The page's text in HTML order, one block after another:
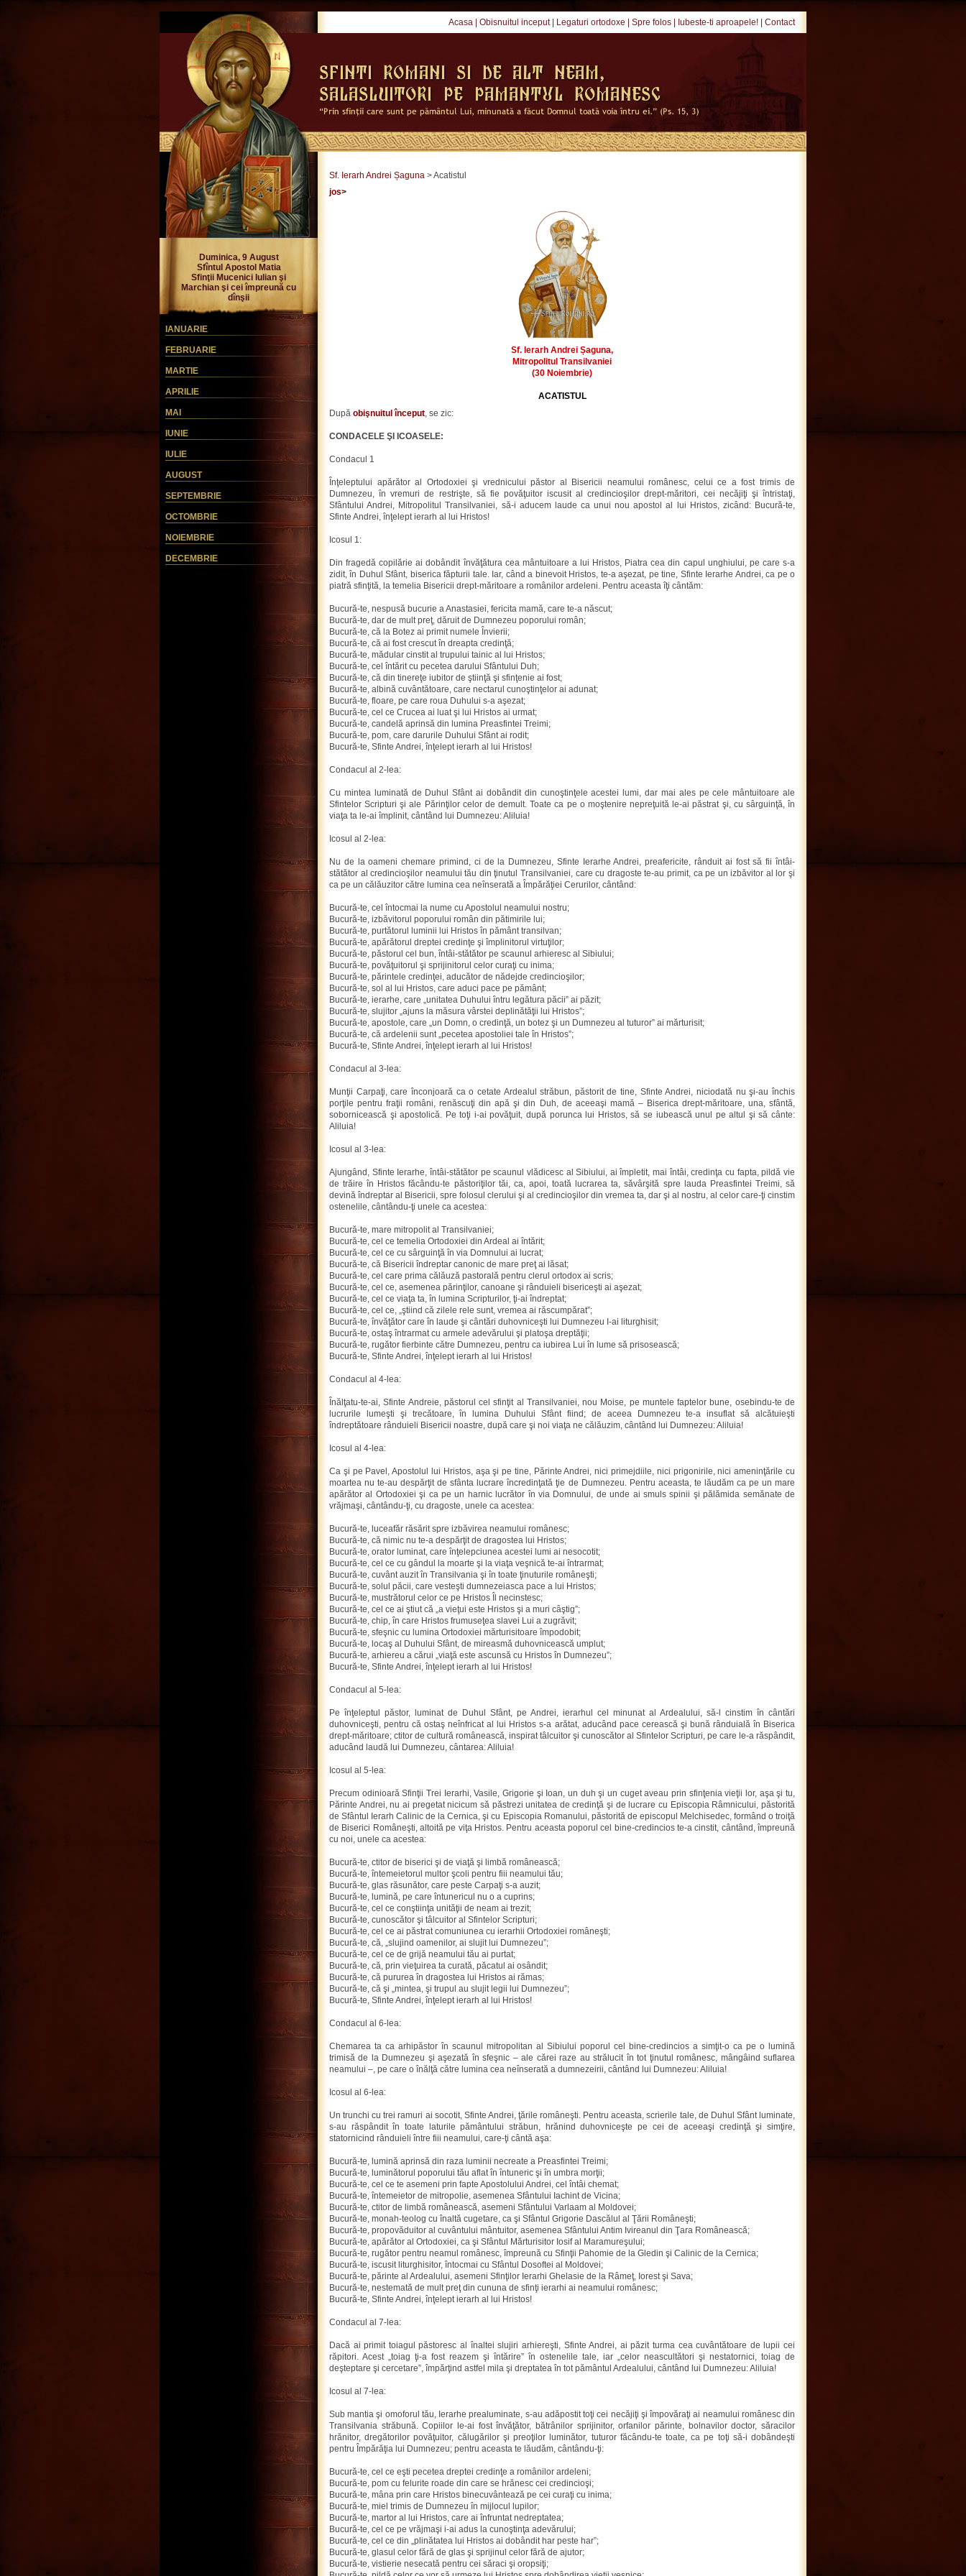
Acasa Obisnuitul inceput| Legaturi ortodoxe Spre folos Iubeste-ti aproapele! Contact
Duminica, 9 August
Sfîntul Apostol Matia
Sfinţii Mucenici Iulian şi
Marchian şi cei împreună cu
dînşii
IANUARIE
FEBRUARIE
MARTIE
APRILIE
MAI
IUNIE
IULIE
AUGUST
SEPTEMBRIE
OCTOMBRIE
NOIEMBRIE
DECEMBRIE
Sf. Ierarh Andrei Șaguna > Acatistul
jos>
Sf. Ierarh Andrei Șaguna,
Mitropolitul Transilvaniei
(30 Noiembrie)
ACATISTUL
După obişnuitul început, se zic:
CONDACELE ŞI ICOASELE:
Condacul 1
Înţeleptului apărător al Ortodoxiei şi vrednicului păstor al Bisericii neamului românesc, celui ce a fost trimis de
Dumnezeu, în vremuri de restrişte, să fie povăţuitor iscusit al credincioşilor drept-măritori, cei necăjiţi şi întristaţi,
Sfântului Andrei, Mitropolitul Transilvaniei, să-i aducem laude ca unui nou apostol al lui Hristos, zicând: Bucură-te,
Sfinte Andrei, înţelept ierarh al lui Hristos!
Icosul 1:
Din fragedă copilărie ai dobândit învăţătura cea mântuitoare a lui Hristos, Piatra cea din capul unghiului, pe care s-a
zidit, în Duhul Sfânt, biserica făpturii tale. Iar, când a binevoit Hristos, te-a aşezat, pe tine, Sfinte Ierarhe Andrei, ca pe o
piatră sfinţită, la temelia Bisericii drept-măritoare a românilor ardeleni. Pentru aceasta îţi cântăm:
Bucură-te, nespusă bucurie a Anastasiei, fericita mamă, care te-a născut;
Bucură-te, dar de mult preţ, dăruit de Dumnezeu poporului român;
Bucură-te, că la Botez ai primit numele Învierii;
Bucură-te, că ai fost crescut în dreapta credinţă;
Bucură-te, mădular cinstit al trupului tainic al lui Hristos;
Bucură-te, cel întărit cu pecetea darului Sfântului Duh;
Bucură-te, că din tinereţe iubitor de ştiinţă şi sfinţenie ai fost;
Bucură-te, albină cuvântătoare, care nectarul cunoştinţelor ai adunat;
Bucură-te, floare, pe care roua Duhului s-a aşezat;
Bucură-te, cel ce Crucea ai luat şi lui Hristos ai urmat;
Bucură-te, candelă aprinsă din lumina Preasfintei Treimi;
Bucură-te, pom, care darurile Duhului Sfânt ai rodit;
Bucură-te, Sfinte Andrei, înţelept ierarh al lui Hristos!
Condacul al 2-lea:
Cu mintea luminată de Duhul Sfânt ai dobândit din cunoştinţele acestei lumi, dar mai ales pe cele mântuitoare ale
Sfintelor Scripturi şi ale Părinţilor celor de demult. Toate ca pe o moştenire nepreţuită le-ai păstrat şi, cu sârguinţă, în
viaţa ta le-ai împlinit, cântând lui Dumnezeu: Aliluia!
Icosul al 2-lea:
Nu de la oameni chemare primind, ci de la Dumnezeu, Sfinte Ierarhe Andrei, preafericite, rânduit ai fost să fii întâi-
stătător al credincioşilor neamului tău din ţinutul Transilvaniei, care cu dragoste te-au primit, ca pe un izbăvitor al lor şi
ca pe un călăuzitor către lumina cea neînserată a Împărăţiei Cerurilor, cântând:
Bucură-te, cel întocmai la nume cu Apostolul neamului nostru;
Bucură-te, izbăvitorul poporului român din pătimirile lui;
Bucură-te, purtătorul luminii lui Hristos în pământ transilvan;
Bucură-te, apărătorul dreptei credinţe şi împlinitorul virtuţilor;
Bucură-te, păstorul cel bun, întâi-stătător pe scaunul arhieresc al Sibiului;
Bucură-te, povăţuitorul şi sprijinitorul celor curaţi cu inima;
Bucură-te, părintele credinţei, aducător de nădejde credincioşilor;
Bucură-te, sol al lui Hristos, care aduci pace pe pământ;
Bucură-te, ierarhe, care „unitatea Duhului întru legătura păcii” ai păzit;
Bucură-te, slujitor „ajuns la măsura vârstei deplinătăţii lui Hristos”;
Bucură-te, apostole, care „un Domn, o credinţă, un botez şi un Dumnezeu al tuturor” ai mărturisit;
Bucură-te, că ardelenii sunt „pecetea apostoliei tale în Hristos”;
Bucură-te, Sfinte Andrei, înţelept ierarh al lui Hristos!
Condacul al 3-lea:
Munţii Carpaţi, care înconjoară ca o cetate Ardealul străbun, păstorit de tine, Sfinte Andrei, niciodată nu şi-au închis
porţile pentru fraţii români, renăscuţi din apă şi din Duh, de aceeaşi mamă – Biserica drept-măritoare, una, sfântă,
sobornicească şi apostolică. Pe toţi i-ai povăţuit, după porunca lui Hristos, să se iubească unul pe altul şi să cânte:
Aliluia!
Icosul al 3-lea:
Ajungând, Sfinte Ierarhe, întâi-stătător pe scaunul vlădicesc al Sibiului, ai împletit, mai întâi, credinţa cu fapta, pildă vie
de trăire în Hristos făcându-te păstoriţilor tăi, ca, apoi, toată lucrarea ta, săvârşită spre lauda Preasfintei Treimi, să
devină îndreptar al Bisericii, spre folosul clerului şi al credincioşilor din vremea ta, dar şi al nostru, al celor care-ţi cinstim
ostenelile, cântându-ţi unele ca acestea:
Bucură-te, mare mitropolit al Transilvaniei;
Bucură-te, cel ce temelia Ortodoxiei din Ardeal ai întărit;
Bucură-te, cel ce cu sârguinţă în via Domnului ai lucrat;
Bucură-te, că Bisericii îndreptar canonic de mare preţ ai lăsat;
Bucură-te, cel care prima călăuză pastorală pentru clerul ortodox ai scris;
Bucură-te, cel ce, asemenea părinţilor, canoane şi rânduieli bisericeşti ai aşezat;
Bucură-te, cel ce viaţa ta, în lumina Scripturilor, ţi-ai îndreptat;
Bucură-te, cel ce, „ştiind că zilele rele sunt, vremea ai răscumpărat”;
Bucură-te, învăţător care în laude şi cântări duhovniceşti lui Dumnezeu I-ai liturghisit;
Bucură-te, ostaş întrarmat cu armele adevărului şi platoşa dreptăţii;
Bucură-te, rugător fierbinte către Dumnezeu, pentru ca iubirea Lui în lume să prisosească;
Bucură-te, Sfinte Andrei, înţelept ierarh al lui Hristos!
Condacul al 4-lea:
Înălţatu-te-ai, Sfinte Andreie, păstorul cel sfinţit al Transilvaniei, nou Moise, pe muntele faptelor bune, osebindu-te de
lucrurile lumeşti şi trecătoare, în lumina Duhului Sfânt fiind; de aceea Dumnezeu te-a insuflat să alcătuieşti
îndreptătoare rânduieli Bisericii noastre, după care şi noi viaţa ne călăuzim, cântând lui Dumnezeu: Aliluia!
Icosul al 4-lea:
Ca şi pe Pavel, Apostolul lui Hristos, aşa şi pe tine, Părinte Andrei, nici primejdiile, nici prigonirile, nici ameninţările cu
moartea nu te-au despărţit de sfânta lucrare încredinţată ţie de Dumnezeu. Pentru aceasta, te lăudăm ca pe un mare
apărător al Ortodoxiei şi ca pe un harnic lucrător în via Domnului, de unde ai smuls spinii şi pălămida semănate de
vrăjmaşi, cântându-ţi, cu dragoste, unele ca acestea:
Bucură-te, luceafăr răsărit spre izbăvirea neamului românesc;
Bucură-te, că nimic nu te-a despărţit de dragostea lui Hristos;
Bucură-te, orator luminat, care înţelepciunea acestei lumi ai nesocotit;
Bucură-te, cel ce cu gândul la moarte şi la viaţa veşnică te-ai întrarmat;
Bucură-te, cuvânt auzit în Transilvania şi în toate ţinuturile româneşti;
Bucură-te, solul păcii, care vesteşti dumnezeiasca pace a lui Hristos;
Bucură-te, mustrătorul celor ce pe Hristos Îl necinstesc;
Bucură-te, cel ce ai ştiut că „a vieţui este Hristos şi a muri câştig”;
Bucură-te, chip, în care Hristos frumuseţea slavei Lui a zugrăvit;
Bucură-te, sfeşnic cu lumina Ortodoxiei mărturisitoare împodobit;
Bucură-te, locaş al Duhului Sfânt, de mireasmă duhovnicească umplut;
Bucură-te, arhiereu a cărui „viaţă este ascunsă cu Hristos în Dumnezeu”;
Bucură-te, Sfinte Andrei, înţelept ierarh al lui Hristos!
Condacul al 5-lea:
Pe înţeleptul păstor, luminat de Duhul Sfânt, pe Andrei, ierarhul cel minunat al Ardealului, să-l cinstim în cântări
duhovniceşti, pentru că ostaş neînfricat al lui Hristos s-a arătat, aducând pace cerească şi bună rânduială în Biserica
drept-măritoare; ctitor de cultură românească, inspirat tâlcuitor şi cunoscător al Sfintelor Scripturi, pe care le-a răspândit,
aducând laudă lui Dumnezeu, cântarea: Aliluia!
Icosul al 5-lea:
Precum odinioară Sfinţii Trei Ierarhi, Vasile, Grigorie şi Ioan, un duh şi un cuget aveau prin sfinţenia vieţii lor, aşa şi tu,
Părinte Andrei, nu ai pregetat nicicum să păstrezi unitatea de credinţă şi de lucrare cu Episcopia Râmnicului, păstorită
de Sfântul Ierarh Calinic de la Cernica, şi cu Episcopia Romanului, păstorită de episcopul Melchisedec, formând o troiţă
de Biserici Româneşti, altoită pe viţa Hristos. Pentru aceasta poporul cel bine-credincios te-a cinstit, cântând, împreună
cu noi, unele ca acestea:
Bucură-te, ctitor de biserici şi de viaţă şi limbă românească;
Bucură-te, întemeietorul multor şcoli pentru fiii neamului tău;
Bucură-te, glas răsunător, care peste Carpaţi s-a auzit;
Bucură-te, lumină, pe care întunericul nu o a cuprins;
Bucură-te, cel ce conştiinţa unităţii de neam ai trezit;
Bucură-te, cunoscător şi tâlcuitor al Sfintelor Scripturi;
Bucură-te, cel ce ai păstrat comuniunea cu ierarhii Ortodoxiei româneşti;
Bucură-te, că, „slujind oamenilor, ai slujit lui Dumnezeu”;
Bucură-te, cel ce de grijă neamului tău ai purtat;
Bucură-te, că, prin vieţuirea ta curată, păcatul ai osândit;
Bucură-te, că pururea în dragostea lui Hristos ai rămas;
Bucură-te, că şi „mintea, şi trupul au slujit legii lui Dumnezeu”;
Bucură-te, Sfinte Andrei, înţelept ierarh al lui Hristos!
Condacul al 6-lea:
Chemarea ta ca arhipăstor în scaunul mitropolitan al Sibiului poporul cel bine-credincios a simţit-o ca pe o lumină
trimisă de la Dumnezeu şi aşezată în sfeşnic – ale cărei raze au strălucit în tot ţinutul românesc, mângâind suflarea
neamului –, pe care o înălţă către lumina cea neînserată a dumnezeirii, cântând lui Dumnezeu: Aliluia!
Icosul al 6-lea:
Un trunchi cu trei ramuri ai socotit, Sfinte Andrei, ţările româneşti. Pentru aceasta, scrierile tale, de Duhul Sfânt luminate,
s-au răspândit în toate laturile pământului străbun, hrănind duhovniceşte pe cei de aceeaşi credinţă şi simţire,
statornicind rânduieli între fiii neamului, care-ţi cântă aşa:
Bucură-te, lumină aprinsă din raza luminii necreate a Preasfintei Treimi;
Bucură-te, luminătorul poporului tău aflat în întuneric şi în umbra morţii;
Bucură-te, cel ce te asemeni prin fapte Apostolului Andrei, cel întâi chemat;
Bucură-te, întemeietor de mitropolie, asemenea Sfântului Iachint de Vicina;
Bucură-te, ctitor de limbă românească, asemeni Sfântului Varlaam al Moldovei;
Bucură-te, monah-teolog cu înaltă cugetare, ca şi Sfântul Grigorie Dascălul al Ţării Româneşti;
Bucură-te, propovăduitor al cuvântului mântuitor, asemenea Sfântului Antim Ivireanul din Ţara Românească;
Bucură-te, apărător al Ortodoxiei, ca şi Sfântul Mărturisitor Iosif al Maramureşului;
Bucură-te, rugător pentru neamul românesc, împreună cu Sfinţii Pahomie de la Gledin şi Calinic de la Cernica;
Bucură-te, iscusit liturghisitor, întocmai cu Sfântul Dosoftei al Moldovei;
Bucură-te, părinte al Ardealului, asemeni Sfinţilor Ierarhi Ghelasie de la Râmeţ, Iorest şi Sava;
Bucură-te, nestemată de mult preţ din cununa de sfinţi ierarhi ai neamului românesc;
Bucură-te, Sfinte Andrei, înţelept ierarh al lui Hristos!
Condacul al 7-lea:
Dacă ai primit toiagul păstoresc al înaltei slujiri arhiereşti, Sfinte Andrei, ai păzit turma cea cuvântătoare de lupii cei
răpitori. Acest „toiag ţi-a fost reazem şi întărire” în ostenelile tale, iar „celor neascultători şi nestatornici, toiag de
deşteptare şi cercetare”, împărţind astfel mila şi dreptatea în tot pământul Ardealului, cântând lui Dumnezeu: Aliluia!
Icosul al 7-lea:
Sub mantia şi omoforul tău, Ierarhe prealuminate, s-au adăpostit toţi cei necăjiţi şi împovăraţi ai neamului românesc din
Transilvania străbună. Copiilor le-ai fost învăţător, bătrânilor sprijinitor, orfanilor părinte, bolnavilor doctor, săracilor
hrănitor, dregătorilor povăţuitor, călugărilor şi preoţilor luminător, tuturor făcându-te toate, ca pe toţi să-i dobândeşti
pentru Împărăţia lui Dumnezeu; pentru aceasta te lăudăm, cântându-ţi:
Bucură-te, cel ce eşti pecetea dreptei credinţe a românilor ardeleni;
Bucură-te, pom cu felurite roade din care se hrănesc cei credincioşi;
Bucură-te, mâna prin care Hristos binecuvântează pe cei curaţi cu inima;
Bucură-te, miel trimis de Dumnezeu în mijlocul lupilor;
Bucură-te, martor al lui Hristos, care ai înfruntat nedreptatea;
Bucură-te, cel ce pe vrăjmaşi i-ai adus la cunoştinţa adevărului;
Bucură-te, cel ce din „plinătatea lui Hristos ai dobândit har peste har”;
Bucură-te, glasul celor fără de glas şi sprijinul celor fără de ajutor;
Bucură-te, vistierie nesecată pentru cei săraci şi oropsiţi;